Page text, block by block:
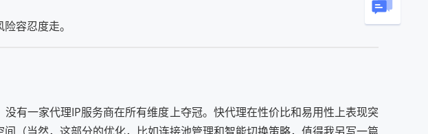
容忍度走。
有一家代理IP服务商在所有维度上夺冠。快代理在性价比和易用性上表现突
（当然，这部分的优化，比如连接池管理和智能切换策略，值得我另写一篇